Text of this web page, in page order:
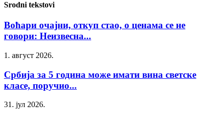
Srodni tekstovi
Воћари очајни, откуп стао, о ценама се не
говори: Неизвесна...
1. август 2026.
Србија за 5 година може имати вина светске
класе, поручио...
31. јул 2026.